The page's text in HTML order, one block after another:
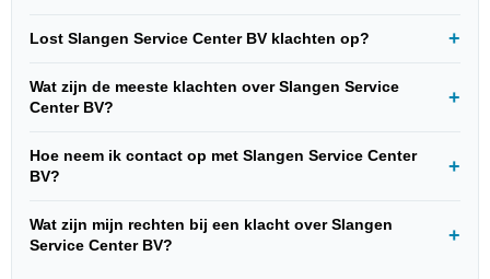
Lost Slangen Service Center BV klachten op?
Wat zijn de meeste klachten over Slangen Service
Center BV?
Hoe neem ik contact op met Slangen Service Center
BV?
Wat zijn mijn rechten bij een klacht over Slangen
Service Center BV?